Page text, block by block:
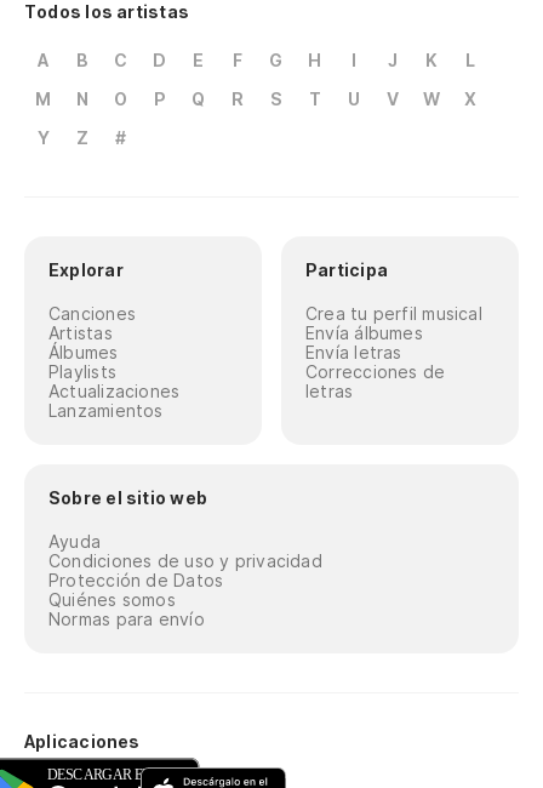
Todos los artistas
A B C D E F G H I J K
L
M
N O P Q R S T U V W
X
Y
Z #
Explorar
Canciones
Artistas
Álbumes
Playlists
Actualizaciones
Lanzamientos
Participa
Crea tu perfil musical
Envía álbumes
Envía letras
Correcciones de
letras
Sobre el sitio web
Ayuda
Condiciones de uso y privacidad
Protección de Datos
Quiénes somos
Normas para envío
Aplicaciones